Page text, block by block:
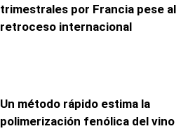
trimestrales por Francia pese al
retroceso internacional
Un método rápido estima la
polimerización fenólica del vino